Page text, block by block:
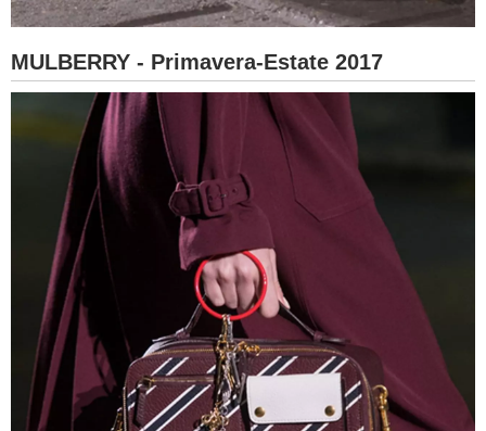
MULBERRY - Primavera-Estate 2017